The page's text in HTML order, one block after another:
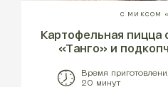
С МИКСОМ
Картофельная
«Танго» и
Время
20 минут